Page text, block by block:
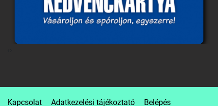
Kapcsolat Adatkezelési tájékoztató Belépés